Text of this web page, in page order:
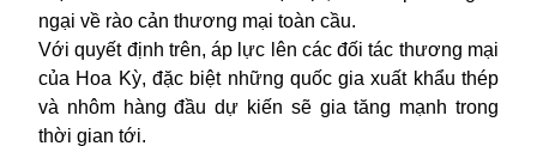
ngại về rào cản thương mại toàn cầu.
Với quyết định trên, áp lực lên các đối tác thương mại
của Hoa Kỳ, đặc biệt những quốc gia xuất khẩu thép
và nhôm hàng đầu dự kiến sẽ gia tăng mạnh trong
thời gian tới.